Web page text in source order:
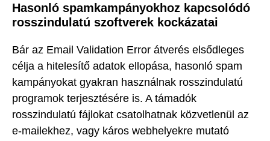
Hasonló spamkampányokhoz kapcsolódó
rosszindulatú szoftverek kockázatai
Bár az Email Validation Error átverés elsődleges
célja a hitelesítő adatok ellopása, hasonló spam
kampányokat gyakran használnak rosszindulatú
programok terjesztésére is. A támadók
rosszindulatú fájlokat csatolhatnak közvetlenül az
e-mailekhez, vagy káros webhelyekre mutató